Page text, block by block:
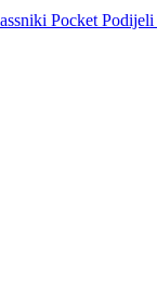
Pocket Podijeli